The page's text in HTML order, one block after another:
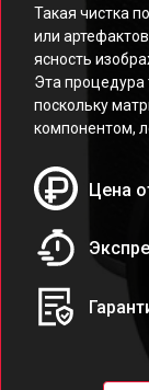
Такая чистка
или
ясность
Эта процедура
поскольку
компонентом,
Цена